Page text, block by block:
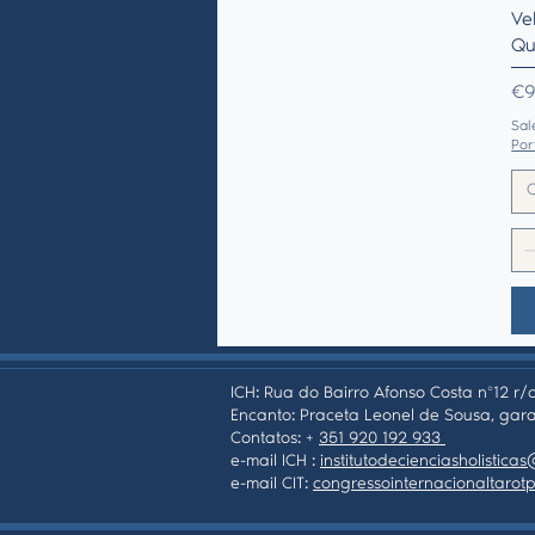
ICH: Rua do Bairro Afonso Costa nº12 r/
Encanto: Praceta Leonel de Sousa,
Contatos: + 351 920 192 933
e-mail ICH :
e-mail CIT: